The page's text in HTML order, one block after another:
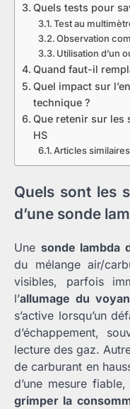
Quels tests pour
Test au
Observation
Utilisation d’un
Quand faut-il
Quel impact sur
technique ?
Que retenir sur les
HS
Articles
Quels sont les
d’une sonde
Une sonde lambda
du mélange air/
visibles, parfois
l’allumage du
s’active lorsqu’un
d’échappement,
lecture des gaz.
de carburant en
d’une mesure
grimper la